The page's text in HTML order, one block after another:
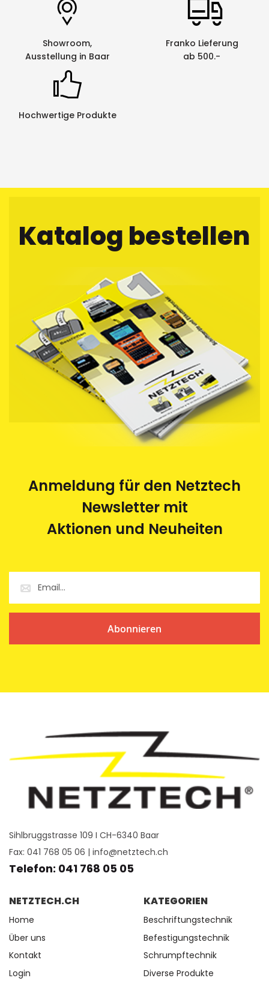
Showroom,
Ausstellung in Baar
Franko Lieferung
ab 500.-
Hochwertige Produkte
Katalog bestellen
Anmeldung für den Netztech
Newsletter mit
Aktionen und Neuheiten
Abonnieren
Sihlbruggstrasse 109 I CH-6340 Baar
Fax: 041 768 05 06 | info@netztech.ch
Telefon: 041 768 05 05
NETZTECH.CH
Home
Über uns
Kontakt
Login
KATEGORIEN
Beschriftungstechnik
Befestigungstechnik
Schrumpftechnik
Diverse Produkte